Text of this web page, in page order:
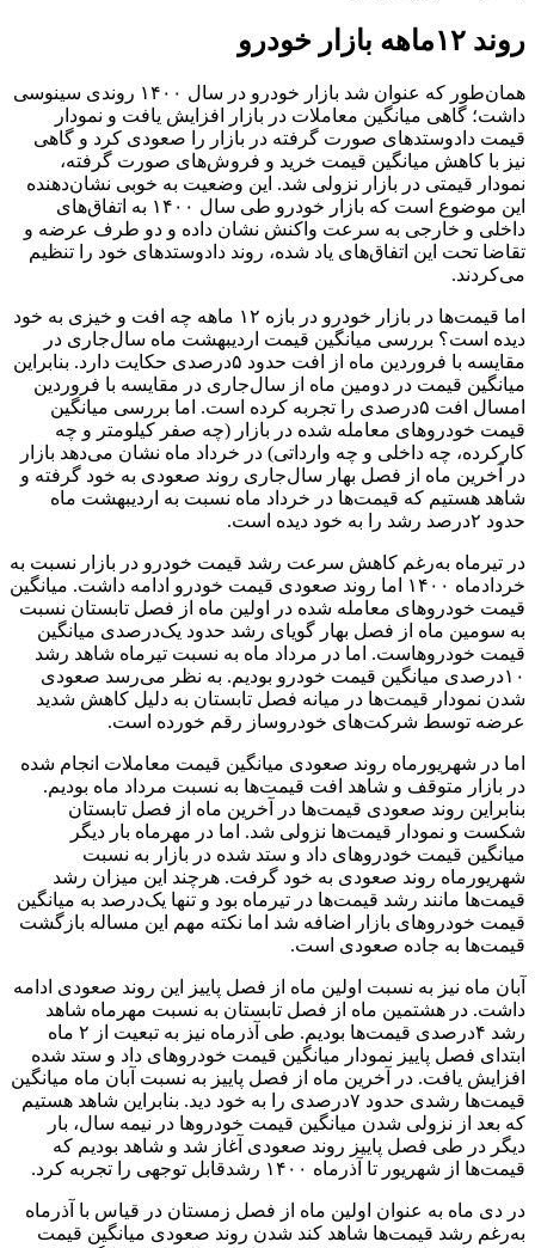
روند ۱۲ماهه بازار خودرو
همان‌طور که عنوان شد بازار خودرو در سال ۱۴۰۰ روندی سینوسی
داشت؛ گاهی میانگین معاملات در بازار افزایش یافت و نمودار
قیمت دادوستدهای صورت گرفته در بازار را صعودی کرد و گاهی
نیز با کاهش میانگین قیمت خرید و فروش‌های صورت گرفته،
نمودار قیمتی در بازار نزولی شد. این وضعیت به خوبی نشان‌دهنده
این موضوع است که بازار خودرو طی سال ۱۴۰۰ به اتفاق‌های
داخلی و خارجی به سرعت واکنش نشان داده و دو طرف عرضه و
تقاضا تحت این اتفاق‌های یاد شده، روند دادوستدهای خود را تنظیم
می‌کردند.
اما قیمت‌ها در بازار خودرو در بازه ۱۲ ماهه چه افت و خیزی به خود
دیده است؟ بررسی میانگین قیمت اردیبهشت ماه سال‌جاری در
مقایسه با فروردین ماه از افت حدود ۵‌درصدی حکایت دارد. بنابراین
میانگین قیمت در دومین ماه از سال‌جاری در مقایسه با فروردین
امسال افت ۵‌درصدی را تجربه کرده است. اما بررسی میانگین
قیمت خودروهای معامله شده در بازار (چه صفر کیلومتر و چه
کارکرده، چه داخلی و چه وارداتی) در خرداد ماه نشان می‌دهد بازار
در آخرین ماه از فصل بهار سال‌جاری روند صعودی به خود گرفته و
شاهد هستیم که قیمت‌ها در خرداد ماه نسبت به اردیبهشت ماه
حدود ۲‌درصد رشد را به خود دیده است.
در تیرماه به‌رغم کاهش سرعت رشد قیمت خودرو در بازار نسبت به
خردادماه ۱۴۰۰ اما روند صعودی قیمت خودرو ادامه داشت. میانگین
قیمت خودروهای معامله شده در اولین ماه از فصل تابستان نسبت
به سومین ماه از فصل بهار گویای رشد حدود یک‌درصدی میانگین
قیمت خودروهاست. اما در مرداد ماه به نسبت تیرماه شاهد رشد
۱۰‌درصدی میانگین قیمت خودرو بودیم. به نظر می‌رسد صعودی
شدن نمودار قیمت‌ها در میانه فصل تابستان به دلیل کاهش شدید
عرضه توسط شرکت‌های خودروساز رقم خورده است.
اما در شهریورماه روند صعودی میانگین قیمت معاملات انجام شده
در بازار متوقف و شاهد افت قیمت‌ها به نسبت مرداد ماه بودیم.
بنابراین روند صعودی قیمت‌ها در آخرین ماه از فصل تابستان
شکست و نمودار قیمت‌ها نزولی شد. اما در مهرماه بار دیگر
میانگین قیمت خودروهای داد و ستد شده در بازار به نسبت
شهریورماه روند صعودی به خود گرفت. هرچند این میزان رشد
قیمت‌ها مانند رشد قیمت‌ها در تیرماه بود و تنها یک‌درصد به میانگین
قیمت خودروهای بازار اضافه شد اما نکته مهم این مساله بازگشت
قیمت‌ها به جاده صعودی است.
آبان ماه نیز به نسبت اولین ماه از فصل پاییز این روند صعودی ادامه
داشت. در هشتمین ماه از فصل تابستان به نسبت مهرماه شاهد
رشد ۴‌درصدی قیمت‌ها بودیم. طی آذرماه نیز به تبعیت از ۲ ماه
ابتدای فصل پاییز نمودار میانگین قیمت خودروهای داد و ستد شده
افزایش یافت. در آخرین ماه از فصل پاییز به نسبت آبان ماه میانگین
قیمت‌ها رشدی حدود ۷‌درصدی را به خود دید. بنابراین شاهد هستیم
که بعد از نزولی شدن میانگین قیمت خودروها در نیمه سال، بار
دیگر در طی فصل پاییز روند صعودی آغاز شد و شاهد بودیم که
قیمت‌ها از شهریور تا آذرماه ۱۴۰۰ رشدقابل توجهی را تجربه کرد.
در دی ماه به عنوان اولین ماه از فصل زمستان در قیاس با آذرماه
به‌رغم رشد قیمت‌ها شاهد کند شدن روند صعودی میانگین قیمت